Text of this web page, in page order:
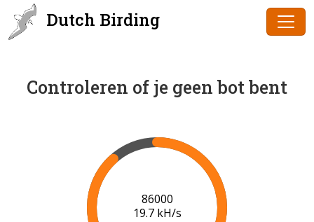
Dutch Birding
Controleren of je geen bot bent
88000
19.8 kH/s